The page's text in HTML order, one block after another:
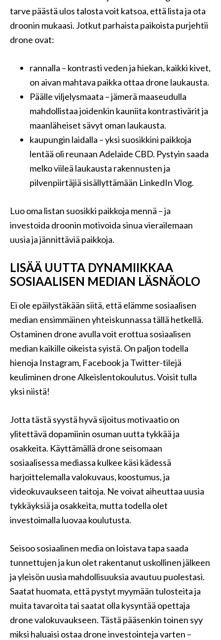
tarve päästä ulos talosta voit katsoa, ​​että lista ja ota
droonin mukaasi. Jotkut parhaista paikoista purjehtii
drone ovat:
rannalla – kontrasti veden ja hiekan, kaikki kivet,
on aivan mahtava paikka ottaa drone laukausta.
Päälle viljelysmaata – jämerä maaseudulla
mahdollistaa joidenkin kauniita kontrastivärit ja
maanläheiset sävyt oman laukausta.
kaupungin laidalla – yksi suosikkini paikkoja
lentää oli reunaan Adelaide CBD. Pystyin saada
melko viileä laukausta rakennusten ja
pilvenpiirtäjiä sisällyttämään LinkedIn Vlog.
Luo oma listan suosikki paikkoja mennä – ja
investoida droonin motivoida sinua vierailemaan
uusia ja jännittäviä paikkoja.
LISÄÄ UUTTA DYNAMIIKKAA
SOSIAALISEN MEDIAN LÄSNÄOLO
Ei ole epäilystäkään siitä, että elämme sosiaalisen
median ensimmäinen yhteiskunnassa tällä hetkellä.
Ostaminen drone avulla voit erottua sosiaalisen
median kaikille oikeista syistä. On paljon todella
hienoja Instagram, Facebook ja Twitter-tilejä
keuliminen drone Alkeislentokoulutus. Voisit tulla
yksi niistä!
Jotta tästä syystä hyvä sijoitus motivaatio on
ylitettävä dopamiinin osuman uutta tykkää ja
osakkeita. Käyttämällä drone seisomaan
sosiaalisessa mediassa kulkee käsi kädessä
harjoittelemalla valokuvaus, koostumus, ja
videokuvaukseen taitoja. Ne voivat aiheuttaa uusia
tykkäyksiä ja osakkeita, mutta todella olet
investoimalla luovaa koulutusta.
Seisoo sosiaalinen media on loistava tapa saada
tunnettujen ja kun olet rakentanut uskollinen jälkeen
ja yleisön uusia mahdollisuuksia avautuu puolestasi.
Saatat huomata, että pystyt myymään tulosteita ja
muita tavaroita tai saatat olla kysyntää opettaja
drone valokuvaukseen. Tästä pääsenkin toinen syy
miksi haluaisi ostaa drone investointeja varten –